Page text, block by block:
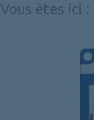
Vous êtes ici :